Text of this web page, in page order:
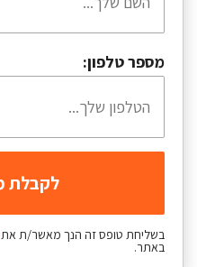
מספר טלפון:
בשליחת טופס זה הנך מאשר/ת את
באתר.